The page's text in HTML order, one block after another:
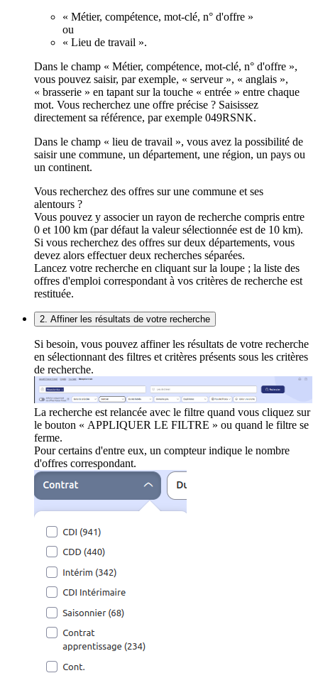
« Métier, compétence, mot-clé, n° d'offre »
ou
« Lieu de travail ».
Dans le champ « Métier, compétence, mot-clé, n° d'offre »,
vous pouvez saisir, par exemple, « serveur », « anglais »,
« brasserie » en tapant sur la touche « entrée » entre chaque
mot. Vous recherchez une offre précise ? Saisissez
directement sa référence, par exemple 049RSNK.
Dans le champ « lieu de travail », vous avez la possibilité de
saisir une commune, un département, une région, un pays ou
un continent.
Vous recherchez des offres sur une commune et ses
alentours ?
Vous pouvez y associer un rayon de recherche compris entre
0 et 100 km (par défaut la valeur sélectionnée est de 10 km).
Si vous recherchez des offres sur deux départements, vous
devez alors effectuer deux recherches séparées.
Lancez votre recherche en cliquant sur la loupe ; la liste des
offres d'emploi correspondant à vos critères de recherche est
restituée.
2. Affiner les résultats de votre recherche
Si besoin, vous pouvez affiner les résultats de votre recherche
en sélectionnant des filtres et critères présents sous les critères
de recherche.
La recherche est relancée avec le filtre quand vous cliquez sur
le bouton « APPLIQUER LE FILTRE » ou quand le filtre se
ferme.
Pour certains d'entre eux, un compteur indique le nombre
d'offres correspondant.